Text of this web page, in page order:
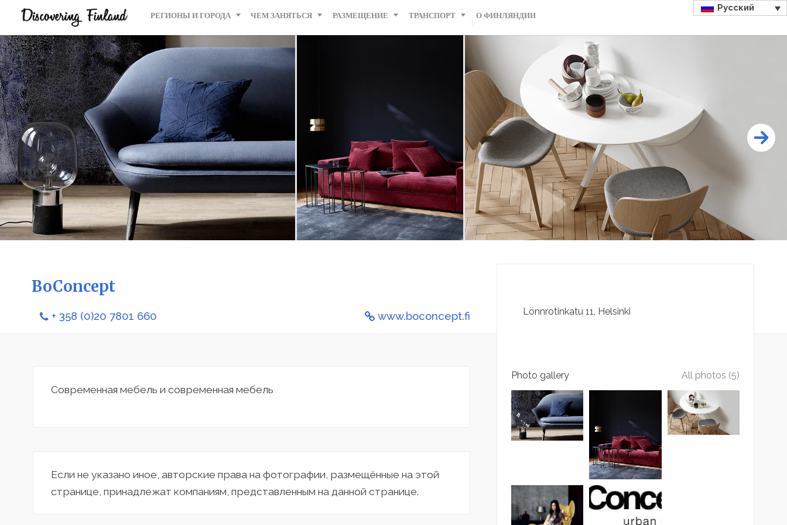
РЕГИОНЫ И ГОРОДА ЧЕМ ЗАНЯТЬСЯ РАЗМЕЩЕНИЕ ТРАНСПОРТ О ФИНЛЯНДИИ
Русский
BoConcept
+ 358 (0)20 7801 660 www.boconcept.fi
Современная мебель и современная мебель
Если не указано иное, авторские права на фотографии, размещённые на этой
странице, принадлежат компаниям, представленным на данной странице.
Lönnrotinkatu 11 Helsinki
Photo gallery All photos (5)